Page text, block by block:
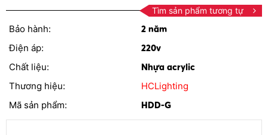
Tìm sản phẩm tương tự
Bảo hành:
2 năm
Điện áp:
220v
Chất liệu:
Nhựa acrylic
Thương hiệu:
HCLighting
Mã sản phẩm:
HDD-G